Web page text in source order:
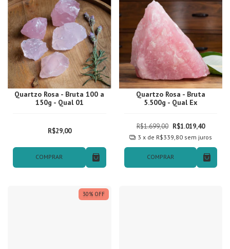
Quartzo Rosa - Bruta 100 a
150g - Qual 01
R$29,00
COMPRAR
Quartzo Rosa - Bruta
5.500g - Qual Ex
R$1.699,00 R$1.019,40
3 x de R$339,80 sem juros
COMPRAR
30% OFF